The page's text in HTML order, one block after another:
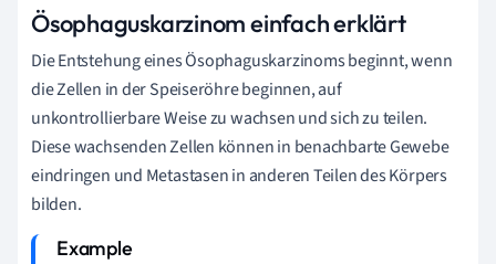
Ösophaguskarzinom einfach erklärt
Die Entstehung eines Ösophaguskarzinoms beginnt, wenn
die Zellen in der Speiseröhre beginnen, auf
unkontrollierbare Weise zu wachsen und sich zu teilen.
Diese wachsenden Zellen können in benachbarte Gewebe
eindringen und Metastasen in anderen Teilen des Körpers
bilden.